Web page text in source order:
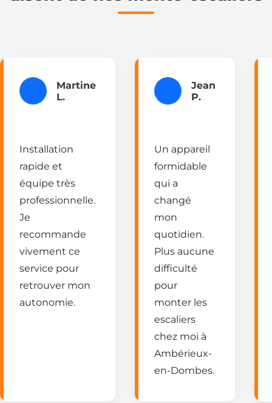
Martine
L.
Installation
rapide et
équipe très
professionnelle.
Je
recommande
vivement ce
service pour
retrouver mon
autonomie.
Jean
P.
Un appareil
formidable
qui a
changé
mon
quotidien.
Plus aucune
difficulté
pour
monter les
escaliers
chez moi à
Ambérieux-
en-Dombes.